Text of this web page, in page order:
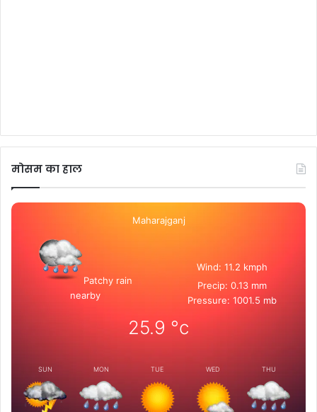
मोसम का हाल
Maharajganj
Patchy rain
nearby
Wind: 11.2 kmph
Precip: 0.13 mm
Pressure: 1001.5 mb
25.9 °c
SUN MON TUE WED THU